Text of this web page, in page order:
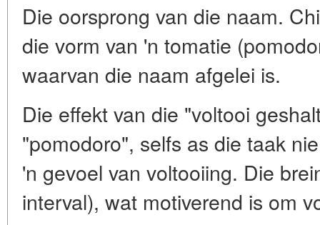
Die oorsprong van die naam.
die vorm van 'n tomatie
waarvan die naam afgelei is.
Die effekt van die "voltooi
"pomodoro", selfs as die taak
'n gevoel van voltooiing. Die
interval), wat motiverend is om